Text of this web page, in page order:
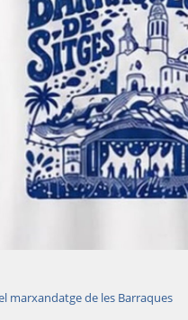
marxandatge de les Barraques